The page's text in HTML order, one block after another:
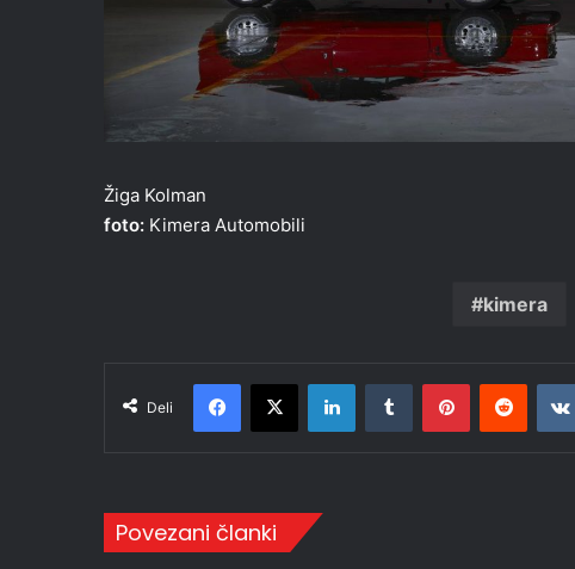
Žiga Kolman
foto: Kimera Automobili
kimera
Deli
Facebook
X LinkedInTumblr PinterestReddit
Povezani članki